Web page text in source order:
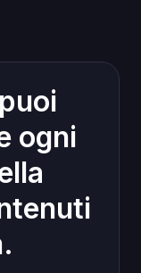
puoi
ogni